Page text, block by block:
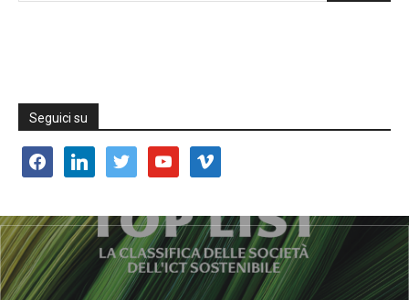
Seguici su
facebooklinkedin twitter youtube vimeo